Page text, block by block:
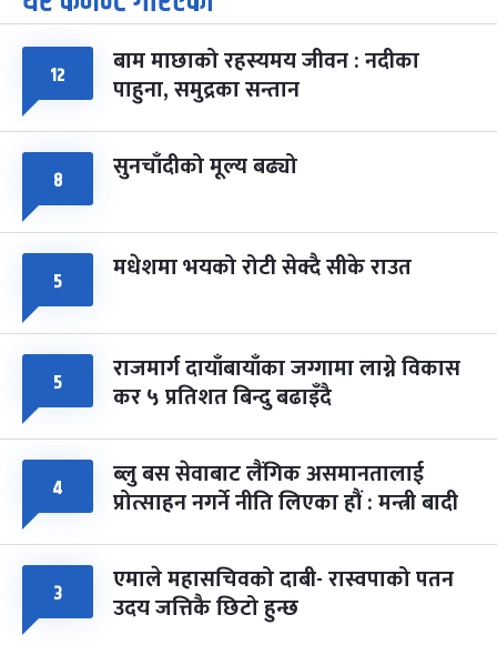
आइत चैत्र ७, २०८३-Mar 21, 2027
८ फागुपूर्णिमा
चैत्र ८, २०८३-Mar 22, 2027
७ महिना बाँकी
१२ बाम माछाको रहस्यमय जीवन : नदीका
पाहुना, समुद्रका सन्तान
८ सुनचाँदीको मूल्य बढ्यो
५ मधेशमा भयको रोटी सेक्दै सीके राउत
५ राजमार्ग दायाँबायाँका जग्गामा लाग्ने विकास
कर ५ प्रतिशत बिन्दु बढाइँदै
४ ब्लु बस सेवाबाट लैंगिक असमानतालाई
प्रोत्साहन नगर्ने नीति लिएका हौं : मन्त्री बादी
३ एमाले महासचिवको दाबी- रास्वपाको पतन
उदय जत्तिकै छिटो हुन्छ